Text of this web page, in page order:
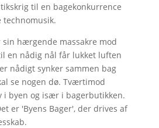
til en bagekonkurrence
hærgende massakre mod
en nådig nål får lukket luften
nådigt synker sammen bag
se nogen dø. Tværtimod
i byen og især i bagerbutikken.
er 'Byens Bager', der drives af